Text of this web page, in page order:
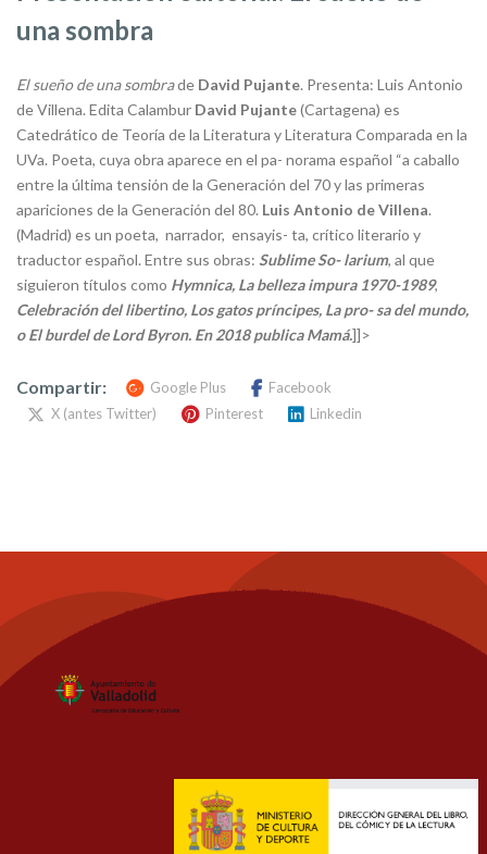
una sombra
El sueño de una sombrade David Pujante. Presenta: Luis Antonio
de Villena. Edita Calambur David Pujante(Cartagena) es
Catedrático de Teoría de la Literatura y Literatura Comparada en la
UVa. Poeta, cuya obra aparece en el pa- norama español “a caballo
entre la última tensión de la Generación del 70 y las primeras
apariciones de la Generación del 80. Luis Antonio de Villena.
(Madrid) es un poeta, narrador, ensayis- ta, crítico literario y
traductor español. Entre sus obras: Sublime So- larium, al que
siguieron títulos como Hymnica, La belleza impura 1970-1989,
Celebración del libertino, Los gatos príncipes, La pro- sa del mundo,
o El burdel de Lord Byron. En 2018 publica Mamá.]]>
Compartir: Google Plus
Facebook
X (antes Twitter)
Pinterest Linkedin